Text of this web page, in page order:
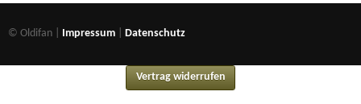
© Oldifan | Impressum Datenschutz
Vertrag widerrufen